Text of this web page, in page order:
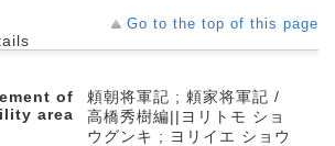
Go to the top of this page
of
area
頼朝将軍記 ; 頼家将軍記 /
高橋秀樹編||ヨリトモ ショ
ウグンキ ; ヨリイエ ショウ